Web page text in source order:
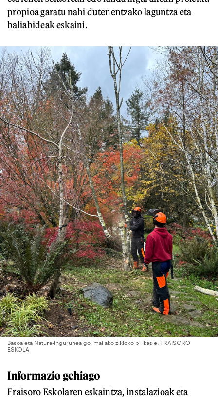
propioa garatu nahi dutenentzako laguntza eta
baliabideak eskaini.
Basoa eta Natura-ingurunea goi mailako zikloko bi ikasle. FRAISORO
ESKOLA
Informazio gehiago
Fraisoro Eskolaren eskaintza, instalazioak eta